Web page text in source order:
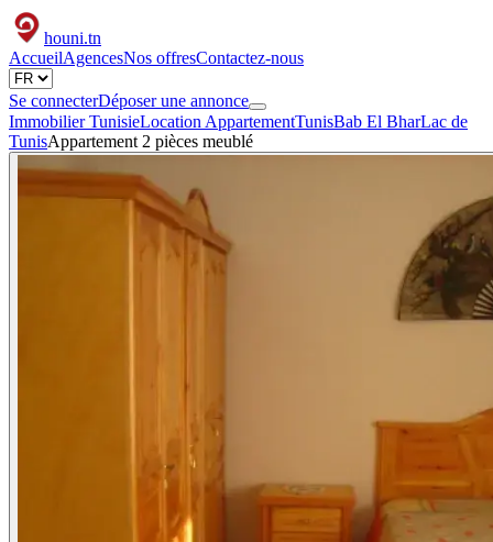
houni.tn
AccueilAgencesNos offresContactez-nous
Se connecterDéposer une annonce
Immobilier TunisieLocation AppartementTunisBab El BharLac de
TunisAppartement 2 pièces meublé